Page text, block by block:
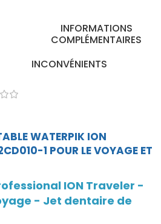
INFORMATIONS
COMPLÉMENTAIRES
INCONVÉNIENTS
WATERPIK ION
1 POUR LE VOYAGE ET
ION Traveler -
- Jet dentaire de